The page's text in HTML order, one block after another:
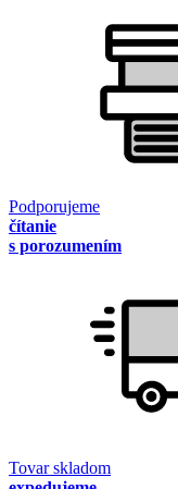
Podporujeme
čítanie
s porozumením
Tovar skladom